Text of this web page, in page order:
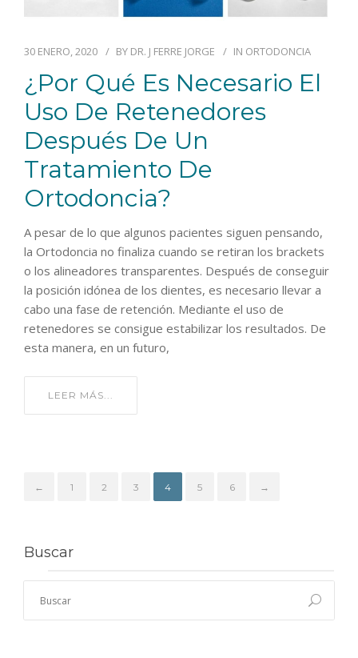
30 ENERO, 2020 BY DR. J FERRE JORGE IN ORTODONCIA
¿Por Qué Es Necesario El
Uso De Retenedores
Después De Un
Tratamiento De
Ortodoncia?
A pesar de lo que algunos pacientes siguen pensando,
la Ortodoncia no finaliza cuando se retiran los brackets
o los alineadores transparentes. Después de conseguir
la posición idónea de los dientes, es necesario llevar a
cabo una fase de retención. Mediante el uso de
retenedores se consigue estabilizar los resultados. De
esta manera, en un futuro,
LEER MÁS...
← 1 2 3 4 5 6 →
Buscar